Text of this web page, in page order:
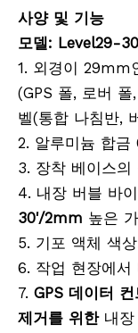
사양 및 기능
모델: Level29-
1. 외경이 29mm
(GPS 폴, 로버
벨(통합 나침반,
2. 알루미늄 합금
3. 장착 베이스의
4. 내장 버블 바
30'/2mm 높은
5. 기포 액체 색
6. 작업 현장에
7. GPS 데이터
제거를 위한 내